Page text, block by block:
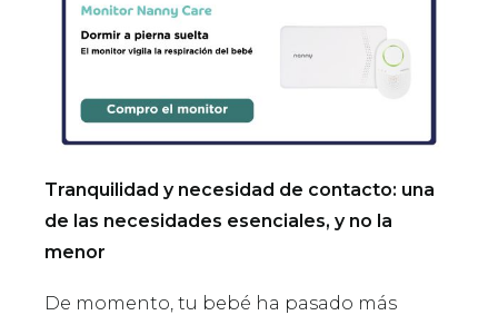
Tranquilidad y necesidad de contacto: una
de las necesidades esenciales, y no la
menor
De momento, tu bebé ha pasado más